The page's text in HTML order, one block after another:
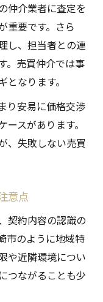
事前準備術
スクと対策
頼維持の秘訣
る秘訣
める基本ポイ
践的な注意点
ブルを防ぐ工
される信頼性
に合わせた対
行動とは
行動の具体例
仲介業者に査定を
重要です。さら
し、担当者との連
。売買仲介では事
なります。
り安易に価格交渉
スがあります。
、失敗しない売買
意点
契約内容の認識の
市のように地域特
や近隣環境につい
つながることも少